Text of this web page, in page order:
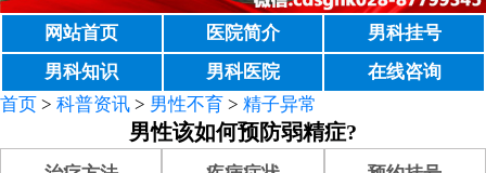
网站首页 医院简介
男科挂号
男科知识
男科医院
在线咨询
首页 > 科普资讯 > 男性不育 > 精子异常
男性该如何预防弱精症?